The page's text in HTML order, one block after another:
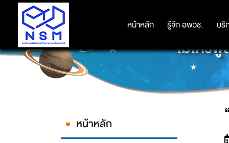
หน้าหลัก รู้จัก อพวช. บริ
หน้าหลัก รู้จัก อพวช. บริ
“ไมโคร
หน้าหลัก